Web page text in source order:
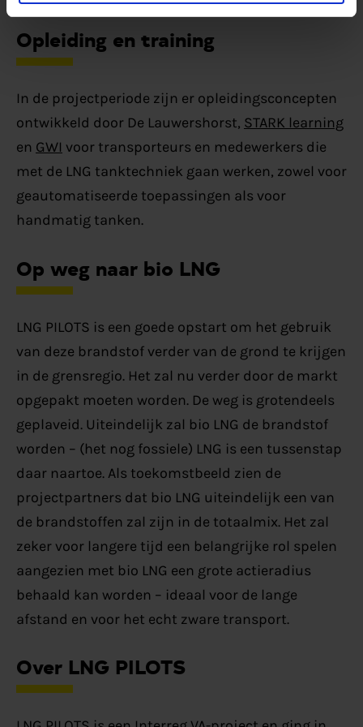
Opleiding en training
In de projectperiode zijn er opleidingsconcepten
ontwikkeld door De Lauwershorst, STARK learning
en GWI voor transporteurs en medewerkers die
met de LNG tanktechniek gaan werken, zowel voor
geautomatiseerde toepassingen als voor
handmatig tanken.
Op weg naar bio LNG
LNG PILOTS is een goede opstart om het gebruik
van deze brandstof verder van de grond te krijgen
in de grensregio. Het zal nu verder door de markt
opgepakt moeten worden. De weg is grotendeels
geplaveid. Uiteindelijk zal bio LNG de brandstof
worden – (het nog fossiele) LNG is een tussenstap
daar naartoe. Als toekomstbeeld zien de
projectpartners dat bio LNG uiteindelijk een van
de brandstoffen zal zijn in de totaalmix. Het zal
zeker voor langere tijd een belangrijke rol spelen
aangezien met bio LNG een grote actieradius
behaald kan worden – ideaal voor de lange
afstand en voor het echt zware transport.
Over LNG PILOTS